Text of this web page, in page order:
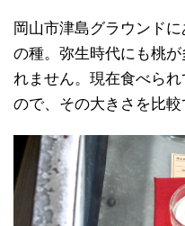
岡山市津島グラウンド
の種。弥生時代にも桃
れません。現在食べら
ので、その大きさを比較